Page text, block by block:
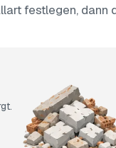
festlegen, dann